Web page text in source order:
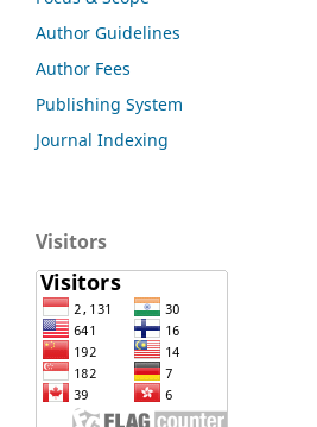
Author Guidelines
Author Fees
Publishing System
Journal Indexing
Visitors